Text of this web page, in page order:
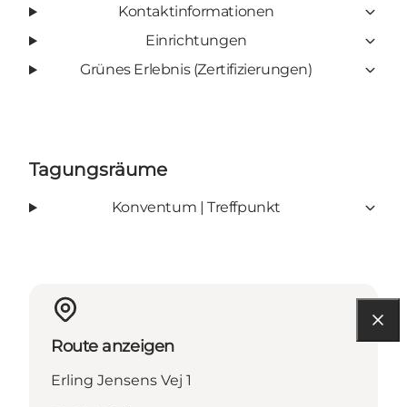
Kontaktinformationen
Einrichtungen
Grünes Erlebnis (Zertifizierungen)
Tagungsräume
Konventum | Treffpunkt
Route anzeigen
Erling Jensens Vej 1